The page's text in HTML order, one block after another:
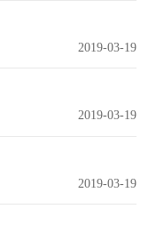
2019-03-19
2019-03-19
2019-03-19